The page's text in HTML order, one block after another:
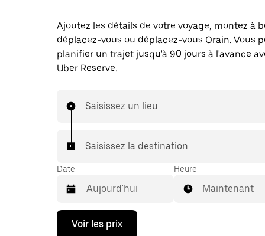
Ajoutez les détails de votre voyage, montez à
déplacez-vous ou déplacez-vous Orain. Vous
planifier un trajet jusqu'à 90 jours à l'avance
Uber Reserve.
Saisissez un lieu
Saisissez la destination
Date
Appuyez
Heure
Maintenant
Voir les prix